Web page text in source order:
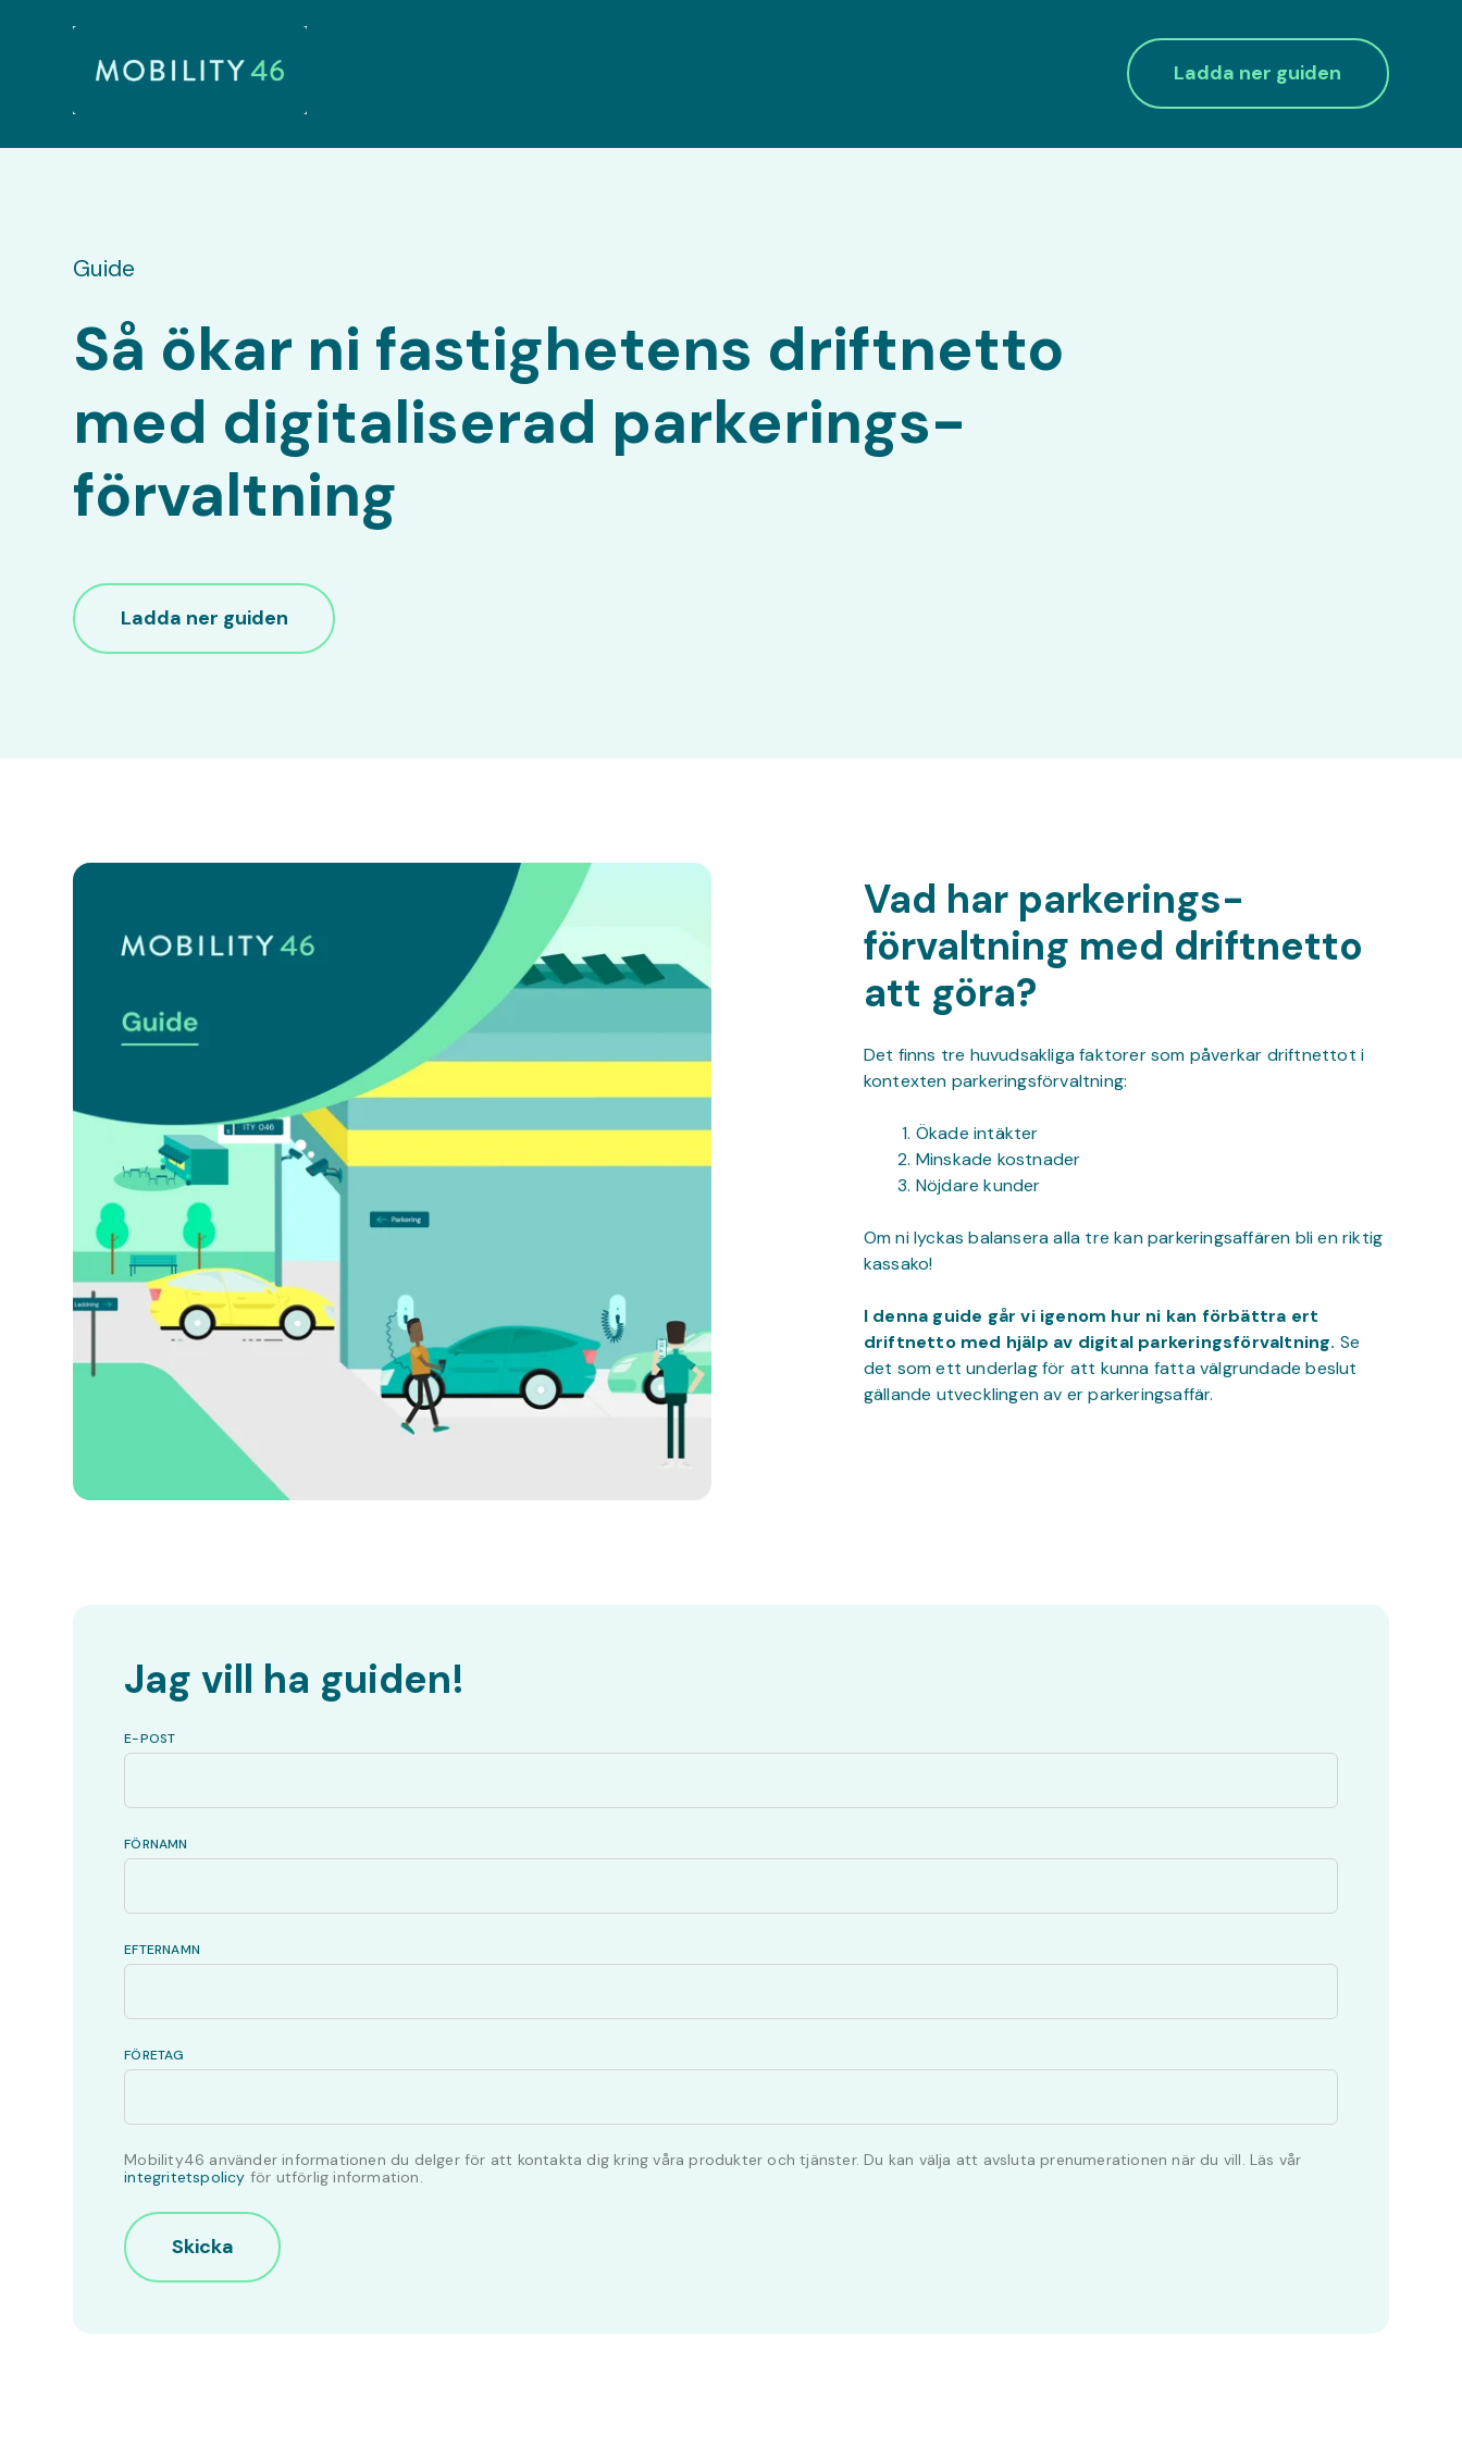
Ladda ner guiden
Guide
Så ökar ni fastighetens driftnetto
med digitaliserad parkerings­
förvaltning
Ladda ner guiden
Vad har parkerings­
förvaltning med driftnetto
att göra?
Det finns tre huvudsakliga faktorer som påverkar driftnettot i
kontexten parkeringsförvaltning:
Ökade intäkter
Minskade kostnader
Nöjdare kunder
Om ni lyckas balansera alla tre kan parkeringsaffären bli en riktig
kassako!
I denna guide går vi igenom hur ni kan förbättra ert
driftnetto med hjälp av digital parkeringsförvaltning. Se
det som ett underlag för att kunna fatta välgrundade beslut
gällande utvecklingen av er parkeringsaffär.
Jag vill ha guiden!
E-POST
FÖRNAMN
EFTERNAMN
FÖRETAG
Mobility46 använder informationen du delger för att kontakta dig kring våra produkter och tjänster. Du kan välja att avsluta prenumerationen när du vill. Läs vår
integritetspolicy för utförlig information.